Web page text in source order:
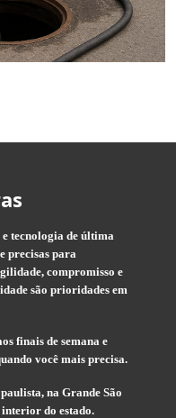
tecnologia de última
precisas para
compromisso e
são prioridades em
finais de semana e
você mais precisa.
na Grande São
interior do estado.